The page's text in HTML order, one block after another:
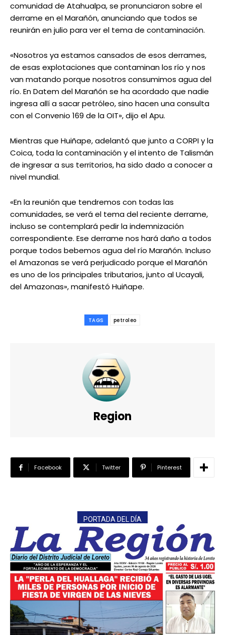
comunidad de Atahualpa, se pronunciaron sobre el
derrame en el Marañón, anunciando que todos se
reunirán en julio para ver el tema de contaminación.
«Nosotros ya estamos cansados de esos derrames,
de esas explotaciones que contaminan los río y nos
van matando porque nosotros consumimos agua del
río. En Datem del Marañón se ha acordado que nadie
ingresa allí a sacar petróleo, sino hacen una consulta
con el Convenio 169 de la OIT», dijo el Apu.
Mientras que Huiñape, adelantó que junto a CORPI y la
Coica, toda la contaminación y el intento de Talismán
de ingresar a sus territorios, ha sido dado a conocer a
nivel mundial.
«En la reunión que tendremos con todas las
comunidades, se verá el tema del reciente derrame,
incluso se contemplará pedir la indemnización
correspondiente. Ese derrame nos hará daño a todos
porque todos bebemos agua del río Marañón. Incluso
el Amazonas se verá perjudicado porque el Marañón
es uno de los principales tributarios, junto al Ucayali,
del Amazonas», manifestó Huiñape.
TAGS petroleo
Region
Facebook Twitter Pinterest
PORTADA DEL DÍA